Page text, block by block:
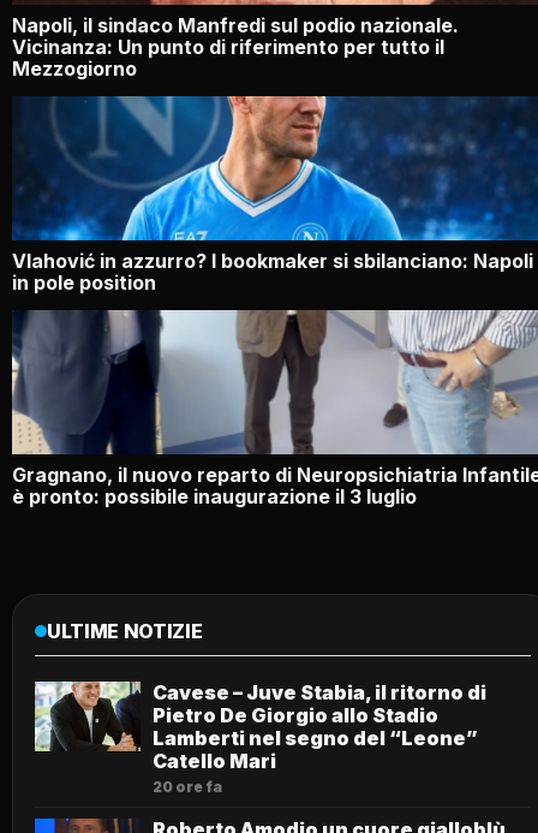
Napoli, il sindaco Manfredi sul podio nazionale.
Vicinanza: Un punto di riferimento per tutto il
Mezzogiorno
Vlahović in azzurro? I bookmaker si sbilanciano: Napoli
in pole position
Gragnano, il nuovo reparto di Neuropsichiatria
è pronto: possibile inaugurazione il 3 luglio
ULTIME NOTIZIE
Cavese – Juve Stabia, il ritorno di
Pietro De Giorgio allo Stadio
Lamberti nel segno del “Leone”
Catello Mari
20 ore fa